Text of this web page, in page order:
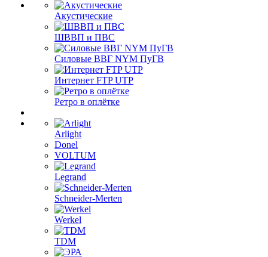
Акустические
ШВВП и ПВС
Силовые ВВГ NYM ПуГВ
Интернет FTP UTP
Ретро в оплётке
Arlight
Donel
VOLTUM
Legrand
Schneider-Merten
Werkel
TDM